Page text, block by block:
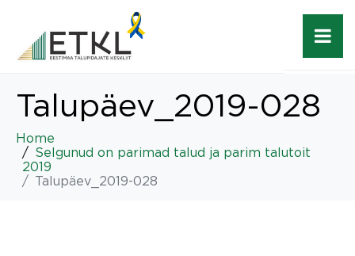
Talupäev_2019-028
Home
Selgunud on parimad talud ja parim talutoit
2019
Talupäev_2019-028